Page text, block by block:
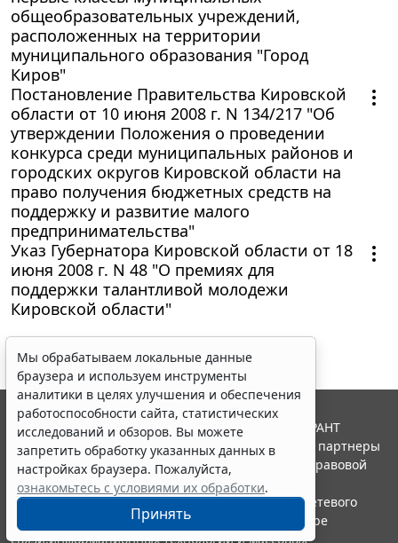
общеобразовательных учреждений,
расположенных на территории
муниципального образования "Город
Киров"
Постановление Правительства Кировской
области от 10 июня 2008 г. N 134/217 "Об
утверждении Положения о проведении
конкурса среди муниципальных районов и
городских округов Кировской области на
право получения бюджетных средств на
поддержку и развитие малого
предпринимательства"
Указ Губернатора Кировской области от 18
июня 2008 г. N 48 "О премиях для
поддержки талантливой молодежи
Кировской области"
Мы обрабатываем локальные данные
браузера и используем инструменты
аналитики в целях улучшения и обеспечения
работоспособности сайта, статистических
исследований и обзоров. Вы можете
запретить обработку указанных данных в
настройках браузера. Пожалуйста,
ознакомьтесь с условиями их обработки.
Принять
© ООО "НПП "ГАРАНТ-СЕРВИС", 2026. Система ГАРАНТ
выпускается с 1990 года. Компания "Гарант" и ее партнеры
являются участниками Российской ассоциации правовой
информации ГАРАНТ.
Портал ГАРАНТ.РУ зарегистрирован в качестве сетевого
издания Федеральной службой по надзору в сфере
связи,информационных технологий и массовых